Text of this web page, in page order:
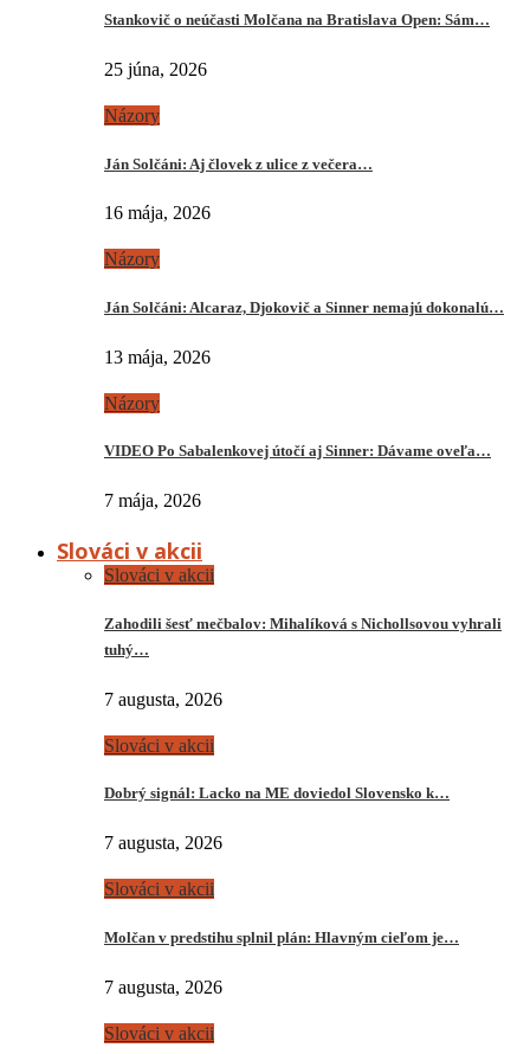
Stankovič o neúčasti Molčana na Bratislava Open: Sám…
25 júna, 2026
Názory
Ján Solčáni: Aj človek z ulice z večera…
16 mája, 2026
Názory
Ján Solčáni: Alcaraz, Djokovič a Sinner nemajú dokonalú…
13 mája, 2026
Názory
VIDEO Po Sabalenkovej útočí aj Sinner: Dávame oveľa…
7 mája, 2026
Slováci v akcii
Slováci v akcii
Zahodili šesť mečbalov: Mihalíková s Nichollsovou vyhrali
tuhý…
7 augusta, 2026
Slováci v akcii
Dobrý signál: Lacko na ME doviedol Slovensko k…
7 augusta, 2026
Slováci v akcii
Molčan v predstihu splnil plán: Hlavným cieľom je…
7 augusta, 2026
Slováci v akcii